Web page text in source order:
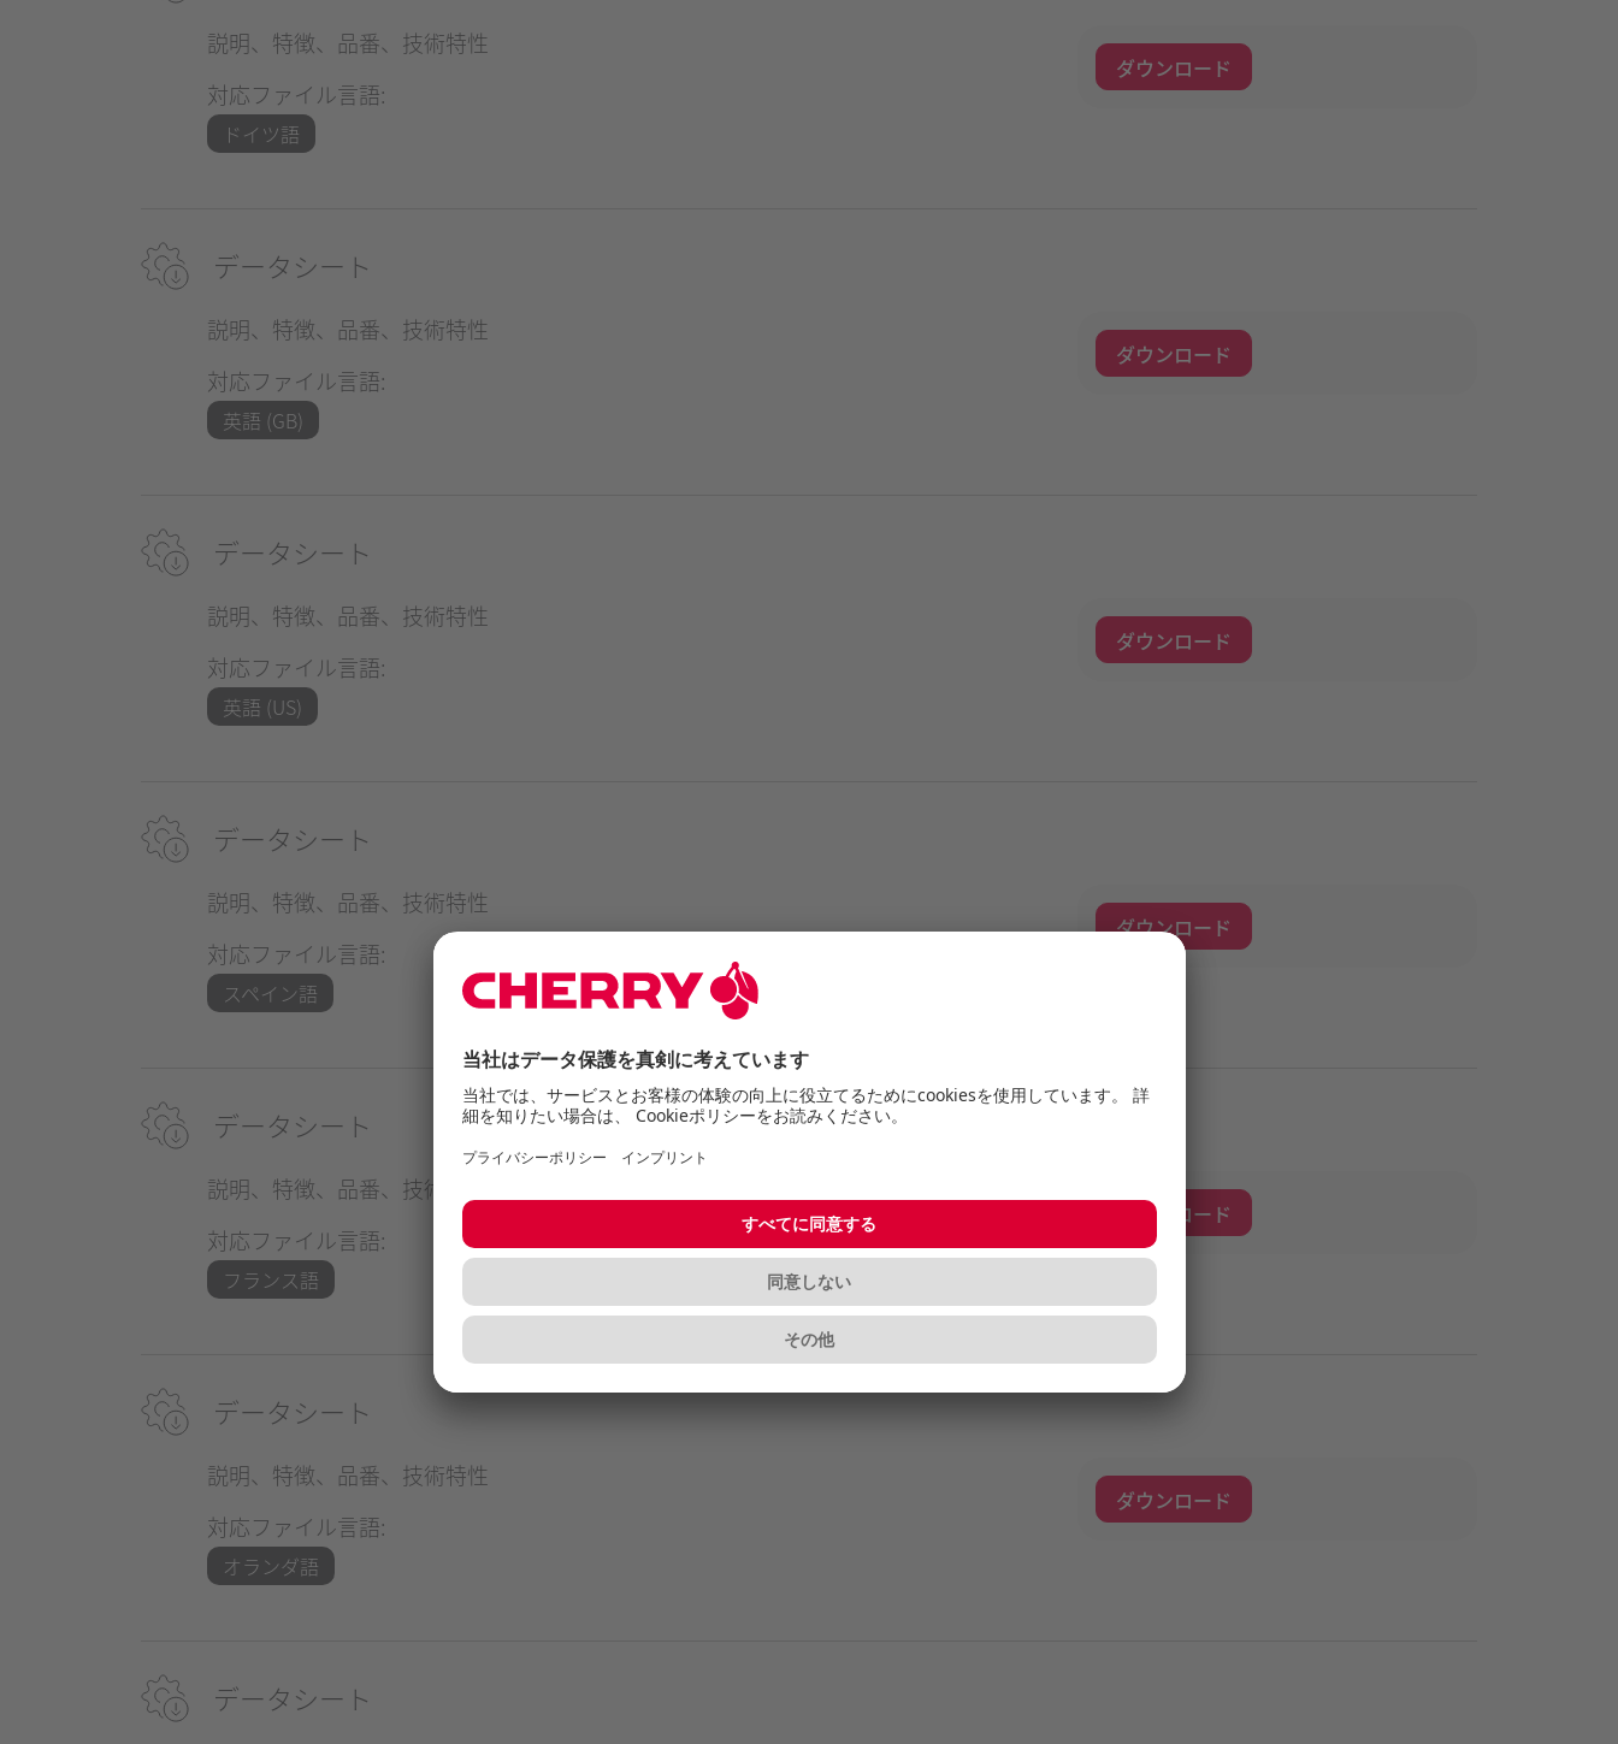
説明、特徴、品番、技術特性
対応ファイル言語:
ドイツ語
ダウンロード
データシート
説明、特徴、品番、技術特性
対応ファイル言語:
英語 (GB)
ダウンロード
データシート
説明、特徴、品番、技術特性
対応ファイル言語:
英語 (US)
ダウンロード
データシート
説明、特徴、品番、技術特性
対応ファイル言語:
スペイン語
ダウンロード
データシート
説明、特徴、品番、技術特性
対応ファイル言語:
フランス語
ダウンロード
データシート
説明、特徴、品番、技術特性
対応ファイル言語:
オランダ語
ダウンロード
データシート